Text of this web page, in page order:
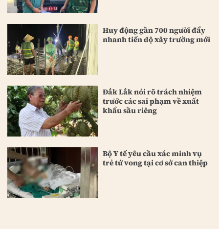
Huy động gần 700 người đẩy
nhanh tiến độ xây trường mới
Đắk Lắk nói rõ trách nhiệm
trước các sai phạm về xuất
khẩu sầu riêng
Bộ Y tế yêu cầu xác minh vụ
trẻ tử vong tại cơ sở can thiệp